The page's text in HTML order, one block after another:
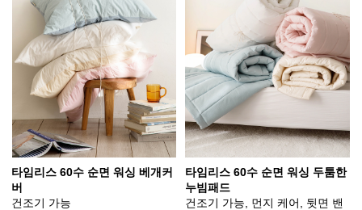
타임리스 60수 순면 워싱 베개커
버
건조기 가능
타임리스 60수 순면 워싱 두툼한
누빔패드
건조기 가능, 먼지 케어, 뒷면 밴